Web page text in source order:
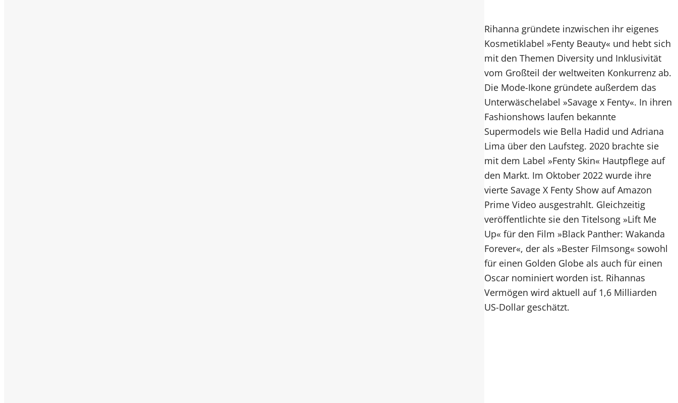
Rihanna gründete inzwischen ihr eigenes
Kosmetiklabel »Fenty Beauty« und hebt sich
mit den Themen Diversity und Inklusivität
vom Großteil der weltweiten Konkurrenz ab.
Die Mode-Ikone gründete außerdem das
Unterwäschelabel »Savage x Fenty«. In ihren
Fashionshows laufen bekannte
Supermodels wie Bella Hadid und Adriana
Lima über den Laufsteg. 2020 brachte sie
mit dem Label »Fenty Skin« Hautpflege auf
den Markt. Im Oktober 2022 wurde ihre
vierte Savage X Fenty Show auf Amazon
Prime Video ausgestrahlt. Gleichzeitig
veröffentlichte sie den Titelsong »Lift Me
Up« für den Film »Black Panther: Wakanda
Forever«, der als »Bester Filmsong« sowohl
für einen Golden Globe als auch für einen
Oscar nominiert worden ist. Rihannas
Vermögen wird aktuell auf 1,6 Milliarden
US-Dollar geschätzt.